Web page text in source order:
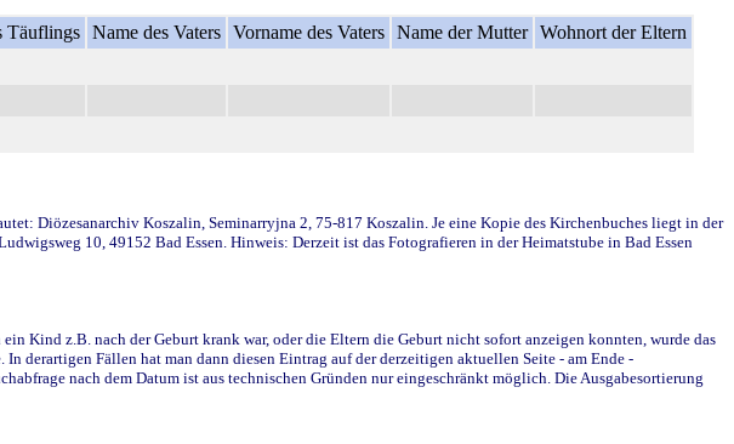
Täuflings Name des Vaters Vorname des Vaters Name der Mutter Wohnort der Eltern
Diözesanarchiv Koszalin, Seminarryjna 2, 75-817 Koszalin. Je eine Kopie des Kirchenbuches liegt in der
10, 49152 Bad Essen. Hinweis: Derzeit ist das Fotografieren in der Heimatstube in Bad Essen
Kind z.B. nach der Geburt krank war, oder die Eltern die Geburt nicht sofort anzeigen konnten, wurde das
derartigen Fällen hat man dann diesen Eintrag auf der derzeitigen aktuellen Seite - am Ende -
nach dem Datum ist aus technischen Gründen nur eingeschränkt möglich. Die Ausgabesortierung